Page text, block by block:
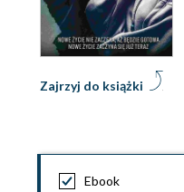
Zajrzyj do książki
Ebook